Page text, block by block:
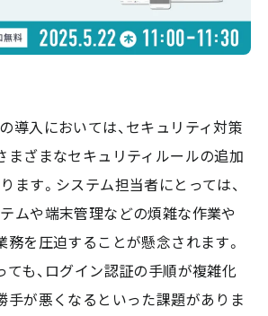
導入においては、セキュリティ対策
まざまなセキュリティルールの追加
ます。システム担当者にとっては、
ムや端末管理などの煩雑な作業や
務を圧迫することが懸念されます。
ても、ログイン認証の手順が複雑化
手が悪くなるといった課題がありま